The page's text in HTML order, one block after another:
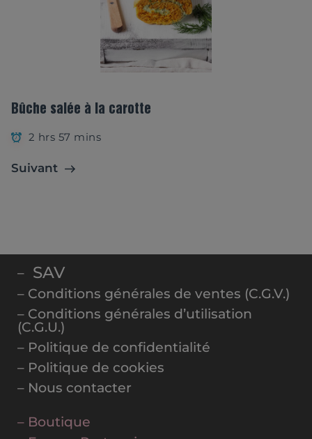
Bûche salée à la carotte
2 hrs 57 mins
Suivant
– SAV
– Conditions générales de ventes (C.G.V.)
– Conditions générales d’utilisation
(C.G.U.)
– Politique de confidentialité
– Politique de cookies
– Nous contacter
– Boutique